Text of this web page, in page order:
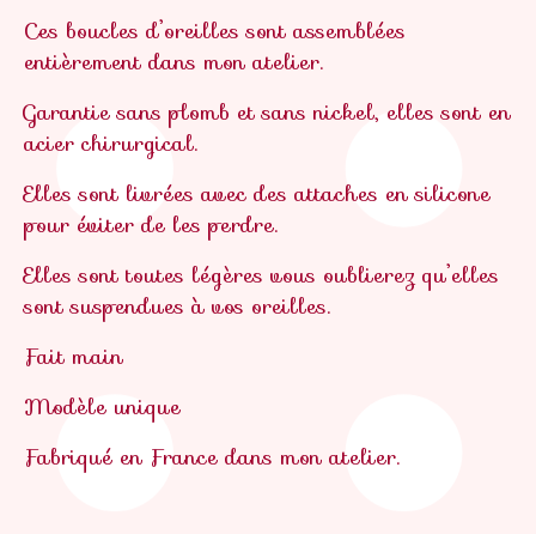
Ces boucles d’oreilles sont assemblées
entièrement dans mon atelier.
Garantie sans plomb et sans nickel, elles sont en
acier chirurgical.
Elles sont livrées avec des attaches en silicone
pour éviter de les perdre.
Elles sont toutes légères vous oublierez qu’elles
sont suspendues à vos oreilles.
Fait main
Modèle unique
Fabriqué en France dans mon atelier.